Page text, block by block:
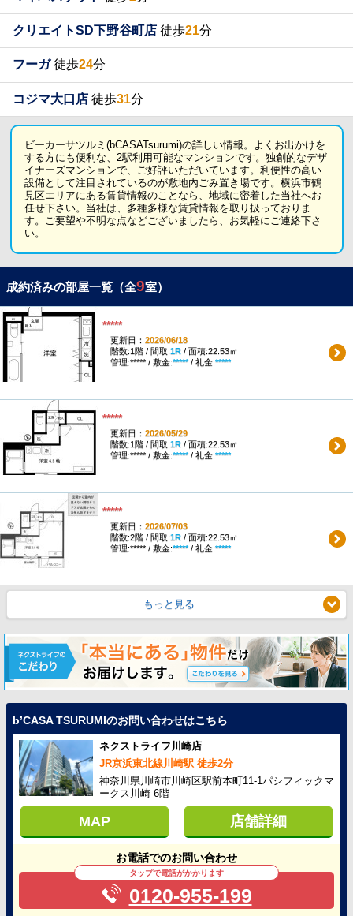
クリエイトSD下野谷町店 徒歩21分
フーガ徒歩24分
コジマ大口店 徒歩31分
ビーカーサツルミ(bCASATsurumi)の詳しい情報。よくお出かけを
する方にも便利な、2駅利用可能なマンションです。独創的なデザ
イナーズマンションで、ご好評いただいています。利便性の高い
設備として注目されているのが敷地内ごみ置き場です。横浜市鶴
見区エリアにある賃貸情報のことなら、地域に密着した当社へお
任せ下さい。当社は、多種多様な賃貸情報を取り扱っておりま
す。ご要望や不明な点などございましたら、お気軽にご連絡下さ
い。
成約済みの部屋一覧（全9室）
*****
更新日： 2026/06/18
階数:1階 / 間取:1R/ 面積:22.53㎡
管理:***** / 敷金:*****/ 礼金:*****
*****
更新日： 2026/05/29
階数:1階 / 間取:1R/ 面積:22.53㎡
管理:***** / 敷金:*****/ 礼金:*****
*****
更新日： 2026/07/03
階数:2階 / 間取:1R/ 面積:22.53㎡
管理:***** / 敷金:*****/ 礼金:*****
もっと見る
b’CASA TSURUMIのお問い合わせはこちら
ネクストライフ川崎店
JR京浜東北線川崎駅 徒歩2分
神奈川県川崎市川崎区駅前本町11-1パシフィックマ
ークス川崎 6階
MAP 店舗詳細
お電話でのお問い合わせ
タップで電話がかかります
0120-955-199